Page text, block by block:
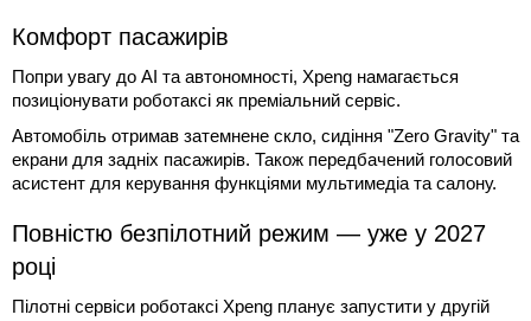
Комфорт пасажирів
Попри увагу до AI та автономності, Xpeng намагається
позиціонувати роботаксі як преміальний сервіс.
Автомобіль отримав затемнене скло, сидіння "Zero Gravity" та
екрани для задніх пасажирів. Також передбачений голосовий
асистент для керування функціями мультимедіа та салону.
Повністю безпілотний режим — уже у 2027
році
Пілотні сервіси роботаксі Xpeng планує запустити у другій